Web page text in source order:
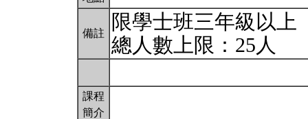
備註
限學士班三年級以上
總人數上限：25人
課程
簡介